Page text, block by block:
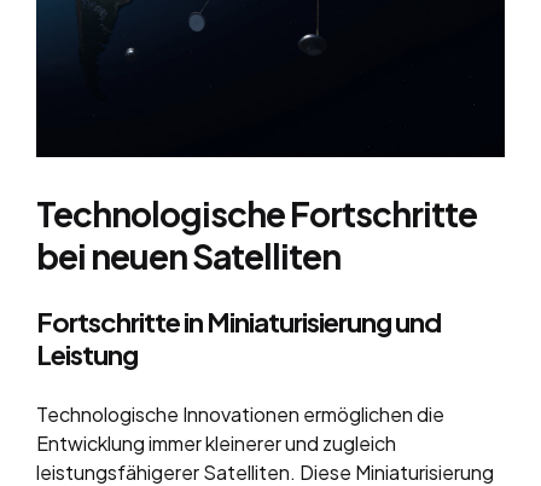
Technologische Fortschritte
bei neuen Satelliten
Fortschritte in Miniaturisierung und
Leistung
Technologische Innovationen ermöglichen die
Entwicklung immer kleinerer und zugleich
leistungsfähigerer Satelliten. Diese Miniaturisierung